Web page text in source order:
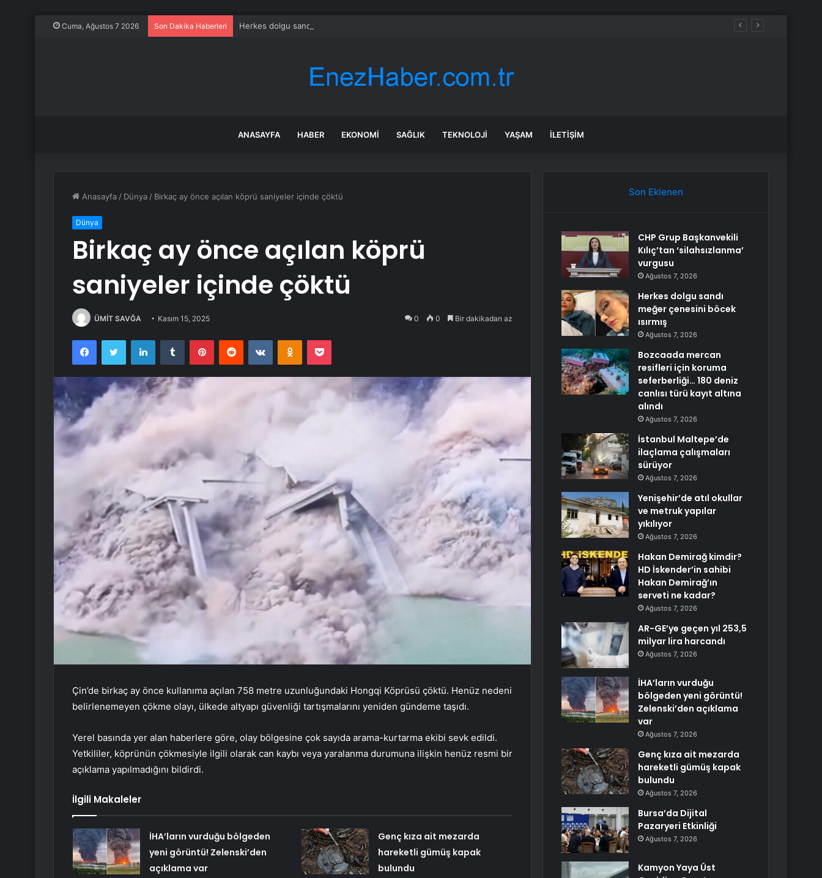
Cuma, Ağustos 7 2026 Son Dakika Haberleri Herkes dolgu sandı meğer çenesini böcek ısırmış
ANASAYFA HABER EKONOMI SAĞLIK TEKNOLOJI YAŞAM İLETIŞIM
Anasayfa / Dünya / Birkaç ay önce açılan köprü saniyeler içinde çöktü
Dünya
Birkaç ay önce açılan köprü
saniyeler içinde çöktü
ÜMİT SAVĞA Kasım 15, 2025 0 0 Bir dakikadan az
FacebookTwitter LinkedInTumblr PinterestReddit VKontakteOdnoklassniki
Pocket
Çin’de birkaç ay önce kullanıma açılan 758 metre uzunluğundaki Hongqi Köprüsü çöktü. Henüz nedeni
belirlenemeyen çökme olayı, ülkede altyapı güvenliği tartışmalarını yeniden gündeme taşıdı.
Yerel basında yer alan haberlere göre, olay bölgesine çok sayıda arama-kurtarma ekibi sevk edildi.
Yetkililer, köprünün çökmesiyle ilgili olarak can kaybı veya yaralanma durumuna ilişkin henüz resmi bir
açıklama yapılmadığını bildirdi.
İlgili Makaleler
İHA’ların vurduğu bölgeden
yeni görüntü! Zelenski’den
açıklama var
Genç kıza ait mezarda
hareketli gümüş kapak
bulundu
Son Eklenen
CHP Grup Başkanvekili
Kılıç’tan ‘silahsızlanma’
vurgusu
Ağustos 7, 2026
Herkes dolgu sandı
meğer çenesini böcek
ısırmış
Ağustos 7, 2026
Bozcaada mercan
resifleri için koruma
seferberliği… 180 deniz
canlısı türü kayıt altına
alındı
Ağustos 7, 2026
İstanbul Maltepe’de
ilaçlama çalışmaları
sürüyor
Ağustos 7, 2026
Yenişehir’de atıl okullar
ve metruk yapılar
yıkılıyor
Ağustos 7, 2026
Hakan Demirağ kimdir?
HD İskender’in sahibi
Hakan Demirağ’ın
serveti ne kadar?
Ağustos 7, 2026
AR-GE’ye geçen yıl 253,5
milyar lira harcandı
Ağustos 7, 2026
İHA’ların vurduğu
bölgeden yeni görüntü!
Zelenski’den açıklama
var
Ağustos 7, 2026
Genç kıza ait mezarda
hareketli gümüş kapak
bulundu
Ağustos 7, 2026
Bursa’da Dijital
Pazaryeri Etkinliği
Ağustos 7, 2026
Kamyon Yaya Üst